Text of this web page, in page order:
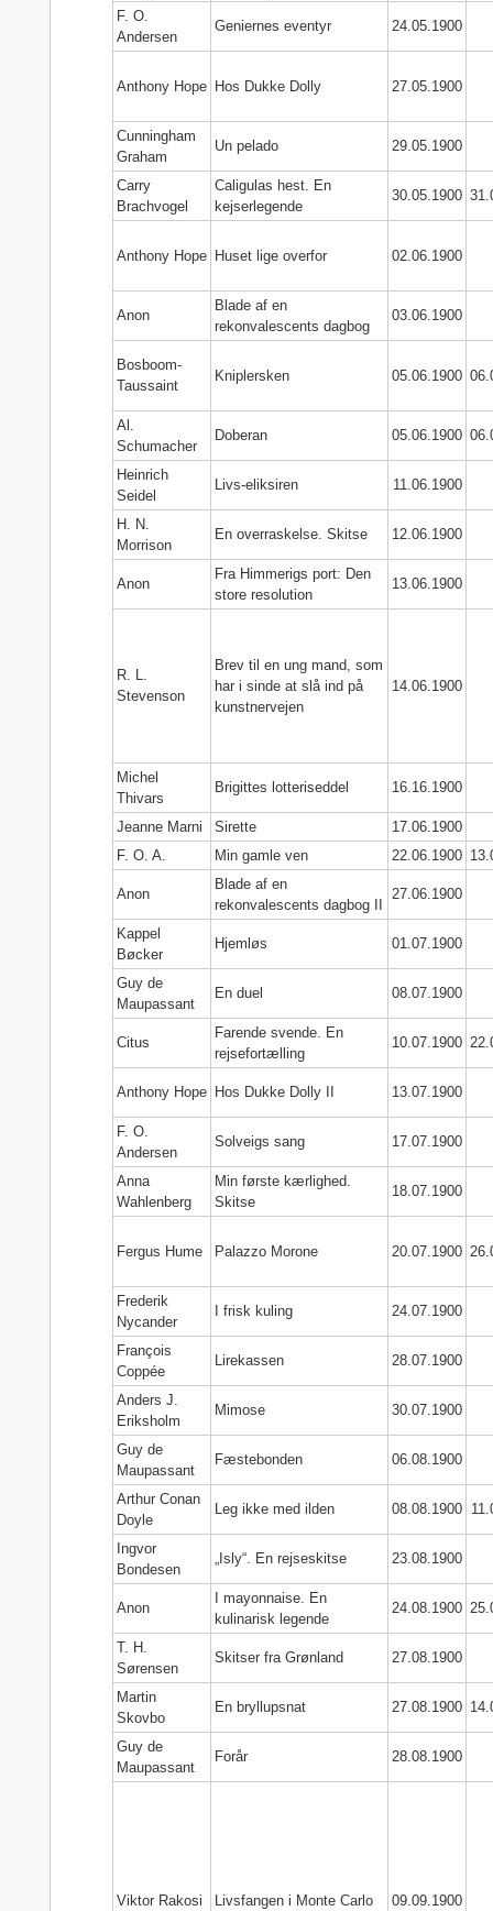
F. O.
Andersen
Geniernes eventyr 24.05.1900
Anthony Hope Hos Dukke Dolly 27.05.1900
Cunningham
Graham
Un pelado 29.05.1900
Carry
Brachvogel
Caligulas hest. En
kejserlegende
30.05.1900
Anthony Hope Huset lige overfor 02.06.1900
Anon
Blade af en
rekonvalescents dagbog
03.06.1900
Bosboom-
Taussaint
Kniplersken 05.06.1900
Al.
Schumacher
Doberan 05.06.1900
Heinrich
Seidel
Livs-eliksiren 11.06.1900
H. N.
Morrison
En overraskelse. Skitse 12.06.1900
Anon
Fra Himmerigs port: Den
store resolution
13.06.1900
R. L.
Stevenson
Brev til en ung mand, som
har i sinde at slå ind på
kunstnervejen
14.06.1900
Michel
Thivars
Brigittes lotteriseddel 16.16.1900
Jeanne Marni Sirette
17.06.1900
F. O. A.
Min gamle ven 22.06.1900
Anon
Blade af en
rekonvalescents dagbog II
27.06.1900
Kappel
Bøcker
Hjemløs 01.07.1900
Guy de
Maupassant
En duel 08.07.1900
Citus
Farende svende. En
rejsefortælling
10.07.1900
Anthony Hope Hos Dukke Dolly II 13.07.1900
F. O.
Andersen
Solveigs sang 17.07.1900
Anna
Wahlenberg
Min første kærlighed.
Skitse
18.07.1900
Fergus Hume Palazzo Morone 20.07.1900
Frederik
Nycander
I frisk kuling 24.07.1900
François
Coppée
Lirekassen 28.07.1900
Anders J.
Eriksholm
Mimose 30.07.1900
Guy de
Maupassant
Fæstebonden 06.08.1900
Arthur Conan
Doyle
Leg ikke med ilden 08.08.1900
Ingvor
Bondesen
„Isly“. En rejseskitse 23.08.1900
Anon
I mayonnaise. En
kulinarisk legende
24.08.1900
T. H.
Sørensen
Skitser fra Grønland 27.08.1900
Martin
Skovbo
En bryllupsnat 27.08.1900
Guy de
Maupassant
Forår 28.08.1900
Viktor Rakosi Livsfangen i Monte Carlo 09.09.1900